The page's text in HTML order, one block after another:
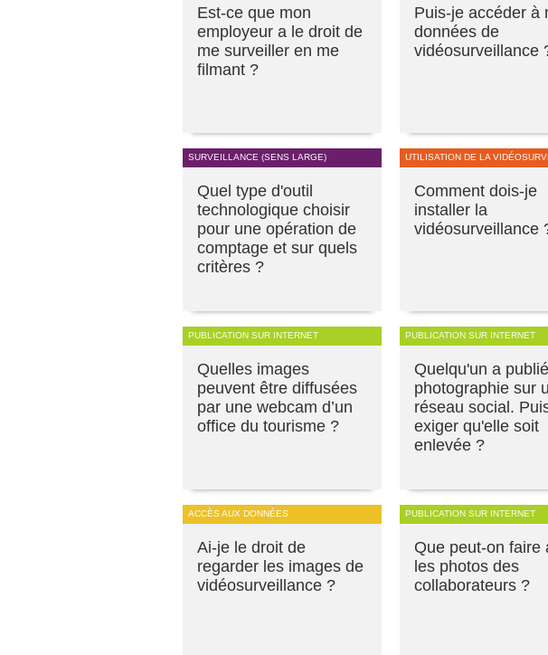
Est-ce que mon
employeur a le droit de
me surveiller en me
filmant ?
Puis-je accéder à
données de
vidéosurveillance
SURVEILLANCE (SENS LARGE)
Quel type d'outil
technologique choisir
pour une opération de
comptage et sur quels
critères ?
UTILISATION DE LA
Comment dois-je
installer la
vidéosurveillance
PUBLICATION SUR INTERNET
Quelles images
peuvent être diffusées
par une webcam d’un
office du tourisme ?
PUBLICATION SUR INTERNET
Quelqu'un a
photographie sur
réseau social.
exiger qu'elle soit
enlevée ?
ACCÈS AUX DONNÉES
Ai-je le droit de
regarder les images de
vidéosurveillance ?
PUBLICATION SUR INTERNET
Que peut-on faire
les photos des
collaborateurs ?